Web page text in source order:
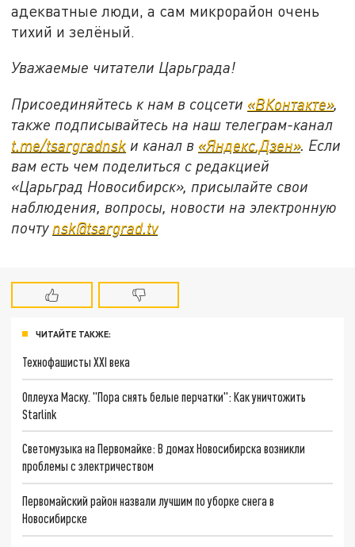
адекватные люди, а сам микрорайон очень
тихий и зелёный.
Уважаемые читатели Царьграда!
Присоединяйтесь к нам в соцсети «ВКонтакте»,
также подписывайтесь на наш телеграм-канал
t.me/tsargradnsk и канал в «Яндекс.Дзен». Если
вам есть чем поделиться с редакцией
«Царьград Новосибирск», присылайте свои
наблюдения, вопросы, новости на электронную
почту nsk@tsargrad.tv
ЧИТАЙТЕ ТАКЖЕ:
Технофашисты XXI века
Оплеуха Маску. "Пора снять белые перчатки": Как уничтожить
Starlink
Светомузыка на Первомайке: В домах Новосибирска возникли
проблемы с электричеством
Первомайский район назвали лучшим по уборке снега в
Новосибирске